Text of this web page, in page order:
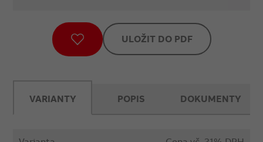
ULOŽIT DO PDF
VARIANTY POPIS DOKUMENTY